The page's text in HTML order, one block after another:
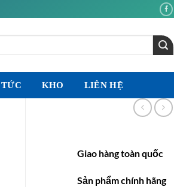
KHO LIÊN HỆ
Giao hàng toàn quốc
Sản phẩm chính hãng